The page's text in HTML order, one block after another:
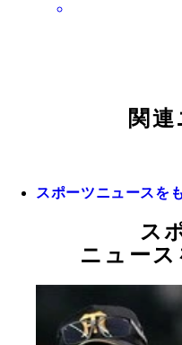
関連
スポーツニュースを
ス
ニュー